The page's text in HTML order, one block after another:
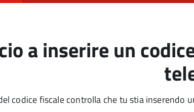
a inserire un
codice fiscale controlla che tu stia